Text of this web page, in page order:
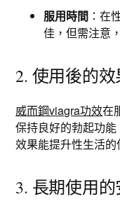
服用時間 ：在
佳，但需注意，
2. 使用後的效
威而鋼viagra功效在
保持良好的勃起功
效果能提升性生活
3. 長期使用